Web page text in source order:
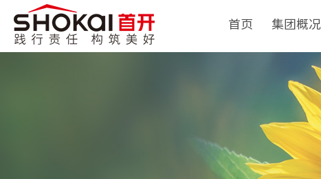
首页 集团概况
集团简介
领导团队
历史沿革
组织架构